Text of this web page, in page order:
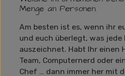
Menge an Personen.
Am besten ist es, wenn ihr
und euch überlegt, was jede
auszeichnet. Habt Ihr einen
Team, Computernerd oder
Chef … dann immer her mit